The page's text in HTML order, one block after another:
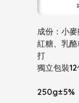
成份：小
紅糖、乳
打
獨立包裝
250g±5%